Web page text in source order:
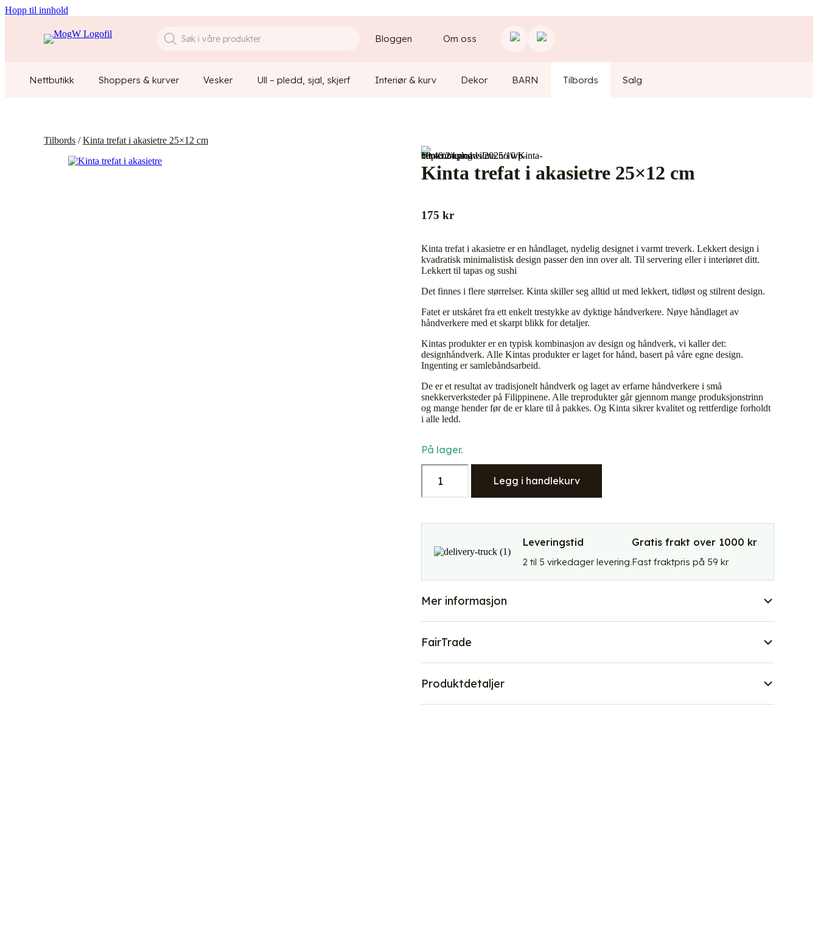
Hopp til innhold
Products
search
Bloggen Om oss
Nettbutikk Shoppers & kurver Vesker Ull – pledd, sjal, skjerf Interiør & kurv Dekor BARN Tilbords Salg
Tilbords /Kinta trefat i akasietre 25×12 cm
Kinta trefat i akasietre 25×12 cm
175 kr
Kinta trefat i akasietre er en håndlaget, nydelig designet i varmt treverk. Lekkert design i
kvadratisk minimalistisk design passer den inn over alt. Til servering eller i interiøret ditt.
Lekkert til tapas og sushi
Det finnes i flere størrelser. Kinta skiller seg alltid ut med lekkert, tidløst og stilrent design.
Fatet er utskåret fra ett enkelt trestykke av dyktige håndverkere. Nøye håndlaget av
håndverkere med et skarpt blikk for detaljer.
Kintas produkter er en typisk kombinasjon av design og håndverk, vi kaller det:
designhåndverk. Alle Kintas produkter er laget for hånd, basert på våre egne design.
Ingenting er samlebåndsarbeid.
De er et resultat av tradisjonelt håndverk og laget av erfarne håndverkere i små
snekkerverksteder på Filippinene. Alle treprodukter går gjennom mange produksjonstrinn
og mange hender før de er klare til å pakkes. Og Kinta sikrer kvalitet og rettferdige forholdt
i alle ledd.
På lager.
Kinta
trefat
cm
Legg i handlekurv
Leveringstid
2 til 5 virkedager levering.
Gratis frakt over 1000 kr
Fast fraktpris på 59 kr
Mer informasjon
FairTrade
Produktdetaljer